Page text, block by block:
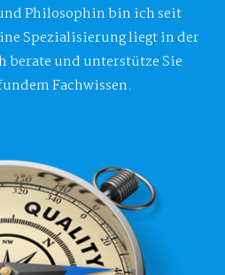
Philosophin bin ich seit
Spezialisierung liegt in der
berate und unterstütze Sie
Fachwissen.